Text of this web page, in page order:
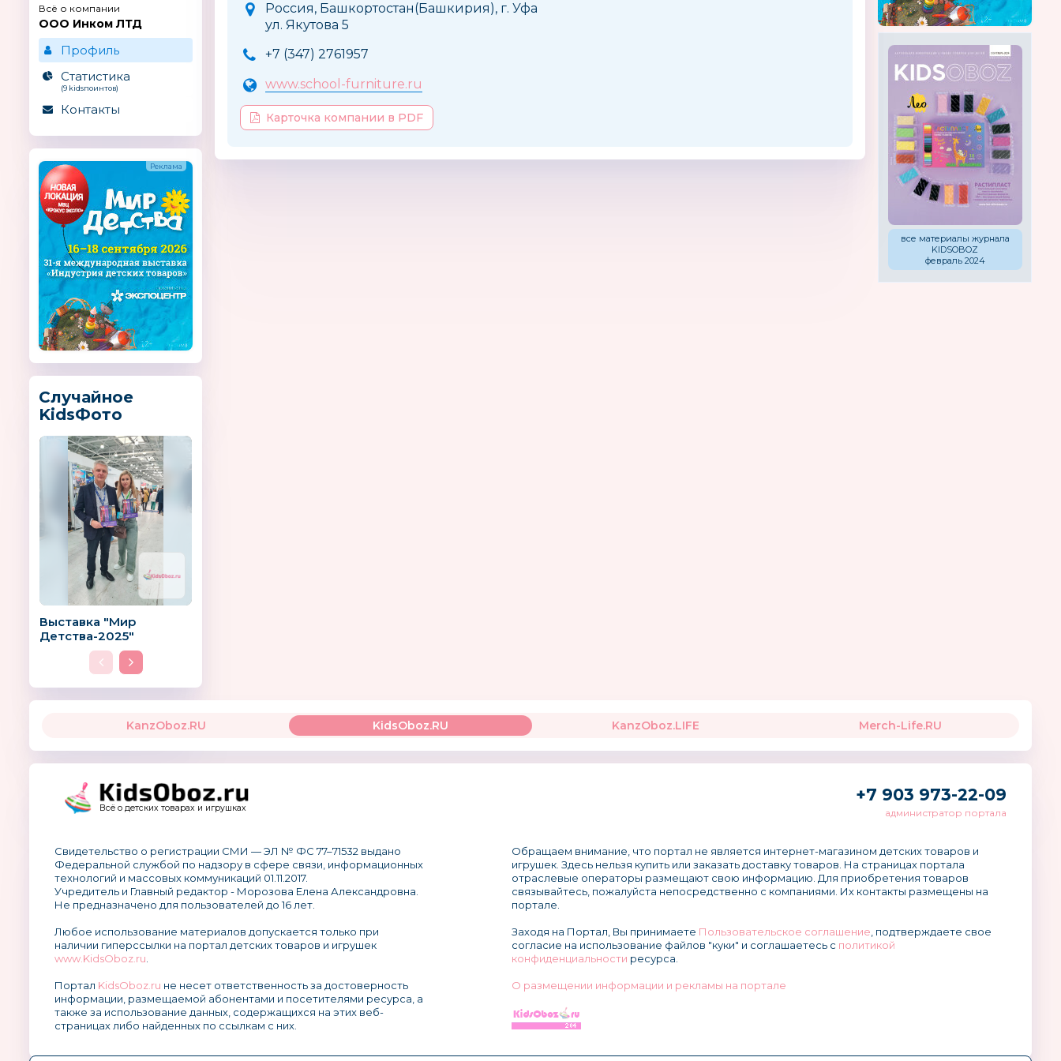
Всё о компании
ООО Инком ЛТД
Профиль
Статистика
(9 kidsпоинтов)
Контакты
Случайное
KidsФото
Выставка "Мир
Детства-2025"
Россия, Башкортостан(Башкирия), г. Уфа
ул. Якутова 5
+7 (347) 2761957
www.school-furniture.ru
Карточка компании в PDF
все материалы журнала
KIDSOBOZ
февраль 2024
KanzOboz.RU KidsOboz.RU KanzOboz.LIFE Merch-Life.RU
Всё о детских товарах и игрушках
+7 903 973-22-09
администратор портала
Свидетельство о регистрации СМИ — ЭЛ № ФС 77–71532 выдано
Федеральной службой по надзору в сфере связи, информационных
технологий и массовых коммуникаций 01.11.2017.
Учредитель и Главный редактор - Морозова Елена Александровна.
Не предназначено для пользователей до 16 лет.
Любое использование материалов допускается только при
наличии гиперссылки на портал детских товаров и игрушек
www.KidsOboz.ru
Портал KidsOboz.ru не несет ответственность за достоверность
информации, размещаемой абонентами и посетителями ресурса, а
также за использование данных, содержащихся на этих веб-
страницах либо найденных по ссылкам с них.
Обращаем внимание, что портал не является интернет-магазином детских товаров и
игрушек. Здесь нельзя купить или заказать доставку товаров. На страницах портала
отраслевые операторы размещают свою информацию. Для приобретения товаров
связывайтесь, пожалуйста непосредственно с компаниями. Их контакты размещены на
портале.
Заходя на Портал, Вы принимаете Пользовательское соглашение , подтверждаете свое
согласие на использование файлов "куки" и соглашаетесь с политикой
конфиденциальности ресурса.
О размещении информации и рекламы на портале